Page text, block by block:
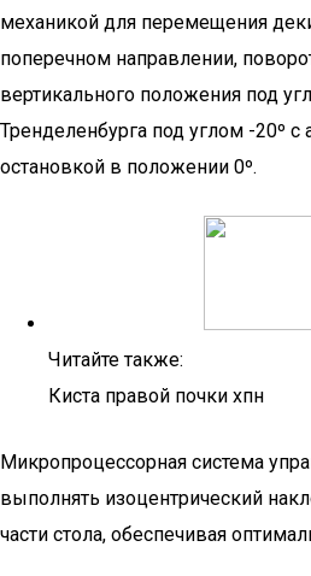
механикой для перемещения
поперечном направлении,
вертикального положения под
Тренделенбурга под углом -20º с
остановкой в положении 0º.
Читайте также:
Киста правой почки хпн
Микропроцессорная система
выполнять изоцентрический
части стола, обеспечивая